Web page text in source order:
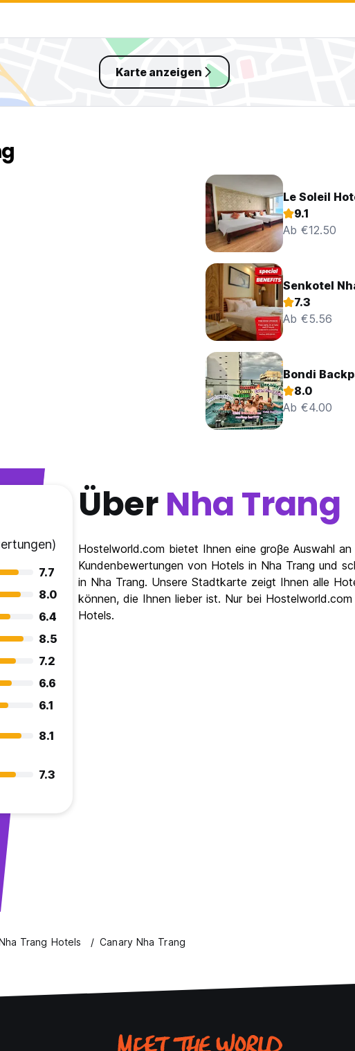
Karte anzeigen
Le Soleil
9.1
Ab €12.50
Senkotel
7.3
Ab €5.56
Bondi
8.0
Ab €4.00
7.7
8.0
6.4
8.5
7.2
6.6
6.1
8.1
7.3
ÜberNha Trang
Hostelworld.com bietet Ihnen eine groβe Auswahl
Kundenbewertungen von Hotels in Nha Trang und
in Nha Trang. Unsere Stadtkarte zeigt Ihnen alle
können, die Ihnen lieber ist. Nur bei
Hotels.
Trang Hotels Canary Nha Trang